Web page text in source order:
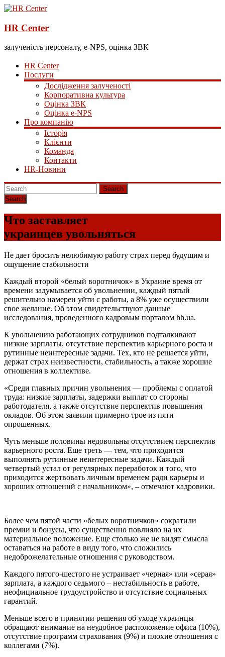
HR Center
залученість персоналу, e-NPS, оцінка ЗВК
HR Center
Послуги
Дослідження залученості
Корпоративна культура
Оцінка ЗВК
Оцінка e-NPS
Про компанію
Історія
Клієнти
Команда
Контакти
HR-Новини
Search
Что заставляет
украинцев увольняться
Не дает бросить нелюбимую работу страх перед будущим и
ощущение стабильности
Каждый второй «белый воротничок» в Украине время от
времени задумывается об увольнении, каждый пятый
решительно намерен уйти с работы, а 8% уже осуществили
свое желание. Об этом свидетельствуют данные
исследования, проведенного кадровым порталом hh.ua.
К увольнению работающих сотрудников подталкивают
низкие зарплаты, отсутствие перспектив карьерного роста и
рутинные неинтересные задачи. Тех, кто не решается уйти,
держат страх неизвестности, стабильность, а также хорошие
отношения в коллективе.
«Среди главных причин увольнения — проблемы с оплатой
труда: низкие зарплаты, задержки выплат со стороны
работодателя, а также отсутствие перспектив повышения
окладов. Об этом заявили примерно трое из пяти
опрошенных.
Чуть меньше половины недовольны отсутствием перспектив
карьерного роста. Еще треть — тем, что приходится
выполнять рутинные неинтересные задачи. Каждый
четвертый устал от регулярных переработок и того, что
приходится жертвовать личным временем ради карьеры и
хороших отношений с начальником», – отмечают кадровики.
Более чем пятой части «белых воротничков» сократили
премии и бонусы, что существенно повлияло на их
материальное положение. Еще столько же не видят смысла
оставаться на работе в виду того, что сложились
недоброжелательные отношения с руководством.
Каждого пятого-шестого не устраивает «черная» или «серая»
зарплата, а каждого седьмого – нестабильность в работе,
неофициальное трудоустройство и отсутствие социальных
гарантий.
Меньше всего в принятии решения об уходе украинцы
обращают внимание на неудобное расположение офиса (10%),
отсутствие программ страхования (9%) и плохие отношения с
коллегами (7%).